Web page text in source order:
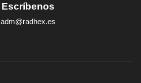
Escríbenos
adm@radhex.es